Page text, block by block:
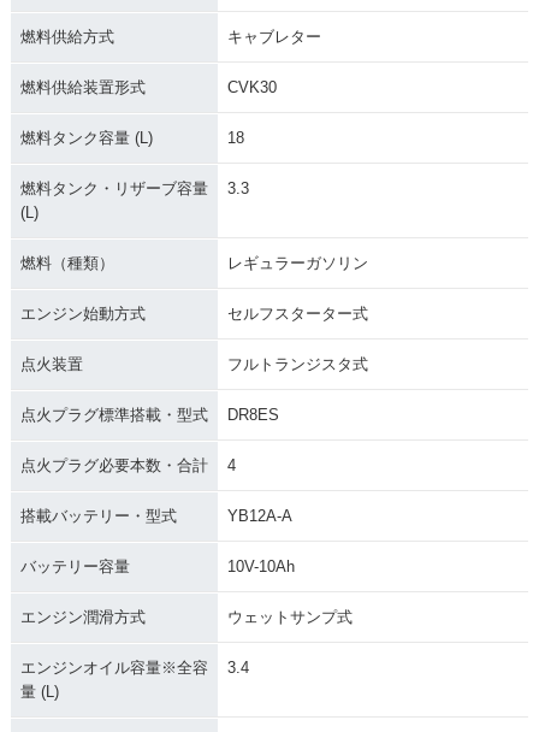
燃料供給方式 キャブレター
燃料供給装置形式 CVK30
燃料タンク容量 (L) 18
燃料タンク・リザーブ容量
(L)
3.3
燃料（種類） レギュラーガソリン
エンジン始動方式 セルフスターター式
点火装置 フルトランジスタ式
点火プラグ標準搭載・型式 DR8ES
点火プラグ必要本数・合計 4
搭載バッテリー・型式 YB12A-A
バッテリー容量 10V-10Ah
エンジン潤滑方式 ウェットサンプ式
エンジンオイル容量※全容
量 (L)
3.4